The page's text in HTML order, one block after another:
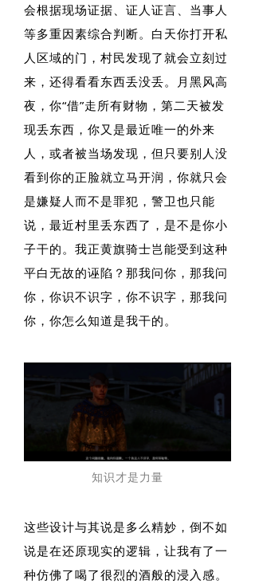
会根据现场证据、证人证言、当事人
等多重因素综合判断。白天你打开私
人区域的门，村民发现了就会立刻过
来，还得看看东西丢没丢。月黑风高
夜，你“借”走所有财物，第二天被发
现丢东西，你又是最近唯一的外来
人，或者被当场发现，但只要别人没
看到你的正脸就立马开润，你就只会
是嫌疑人而不是罪犯，警卫也只能
说，最近村里丢东西了，是不是你小
子干的。我正黄旗骑士岂能受到这种
平白无故的诬陷？那我问你，那我问
你，你识不识字，你不识字，那我问
你，你怎么知道是我干的。
知识才是力量
这些设计与其说是多么精妙，倒不如
说是在还原现实的逻辑，让我有了一
种仿佛了喝了很烈的酒般的浸入感。